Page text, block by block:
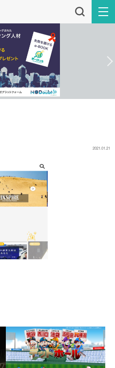
2021.01.21